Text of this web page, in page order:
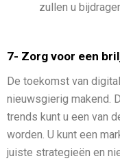
zullen u
7- Zorg voor een
De toekomst van
nieuwsgierig makend.
trends kunt u een van
worden. U kunt een
juiste strategieën en